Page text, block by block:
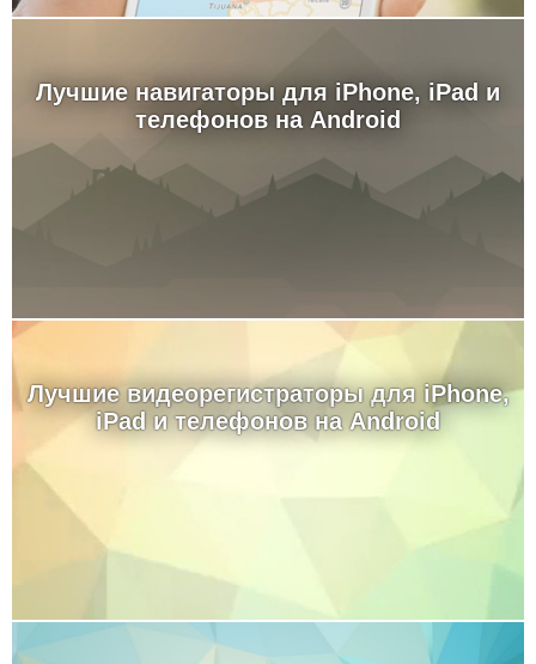
Лучшие навигаторы для iPhone, iPad и
телефонов на Android
Лучшие видеорегистраторы для iPhone,
iPad и телефонов на Android